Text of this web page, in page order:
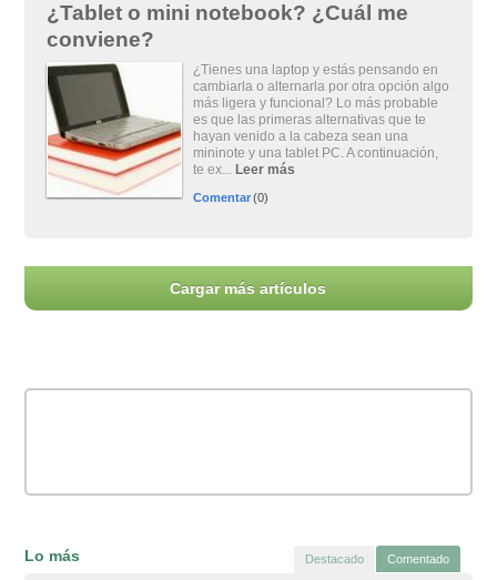
¿Tablet o mini notebook? ¿Cuál me
conviene?
¿Tienes una laptop y estás pensando en
cambiarla o alternarla por otra opción algo
más ligera y funcional? Lo más probable
es que las primeras alternativas que te
hayan venido a la cabeza sean una
mininote y una tablet PC. A continuación,
te ex... Leer más
Comentar(0)
Cargar más artículos
Lo más Destacado Comentado